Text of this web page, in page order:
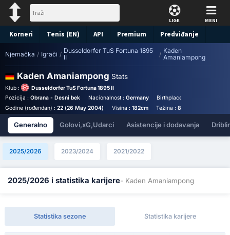
LIGE MENI
Korneri Tenis (EN) API Premium Predviđanje
Njemačka / Igrači / Dusseldorfer TuS Fortuna 1895
II
/ Kaden
Amaniampong
Kaden Amaniampong Stats
Klub :
Dusseldorfer TuS Fortuna 1895 II
Pozicija : Obrana - Desni bek Nacionalnost : Germany Birthplace :
Godine (rođendan) : 22 (26 May 2004) Visina : 182cm Težina :82kg
Generalno Golovi,xG,Udarci Asistencije i dodavanja
2025/2026 2023/2024 2021/2022
2025/2026 i statistika karijere- Kaden Amaniampong
Statistika sezone Statistika karijere